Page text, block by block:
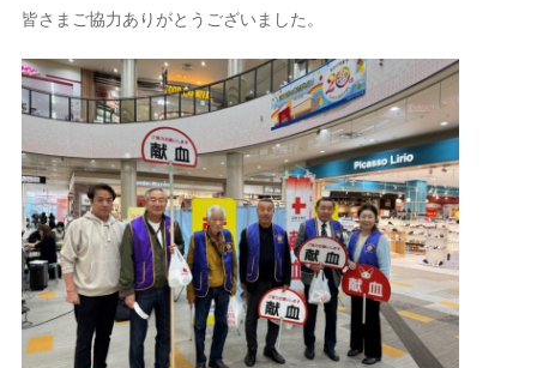
皆さまご協力ありがとうございました。